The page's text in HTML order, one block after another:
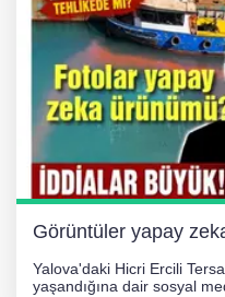
Görüntüler yapay
Yalova'daki Hicri Ercili
yaşandığına dair sosyal